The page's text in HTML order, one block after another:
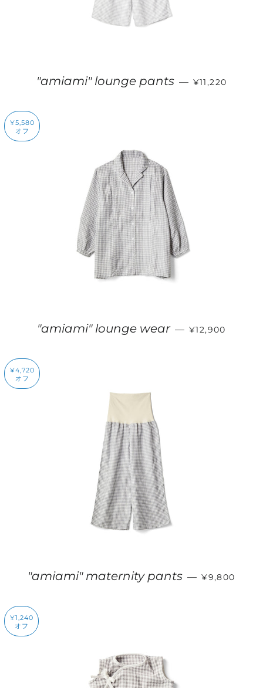
"amiami" lounge pants — 通常価格
¥11,220
¥5,580
オフ
"amiami" lounge wear — 販売価格
¥12,900
¥4,720
オフ
"amiami" maternity pants — 販売価格
¥9,800
¥1,240
オフ